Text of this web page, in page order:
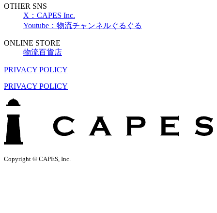
OTHER SNS
X：CAPES Inc.
Youtube：物流チャンネルぐるぐる
ONLINE STORE
物流百貨店
PRIVACY POLICY
PRIVACY POLICY
Copyright © CAPES, Inc.